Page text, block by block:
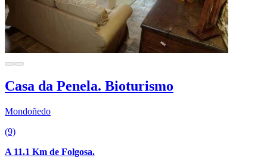
Casa da Penela. Bioturismo
Mondoñedo
(9)
A 11.1 Km de Folgosa.